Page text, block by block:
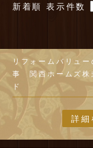
新着順 表示件数
リフォームバリュ
事 関西ホームズ
ド
詳細